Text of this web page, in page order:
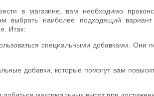
в магазине, вам необходимо
выбрать наиболее подходящий
Итак:
специальными добавками. Они
добавки, которые помогут вам